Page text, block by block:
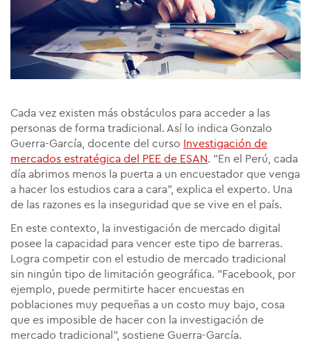
Cada vez existen más obstáculos para acceder a las
personas de forma tradicional. Así lo indica Gonzalo
Guerra-García, docente del curso
Investigación de
mercados estratégica del PEE de ESAN. "En el Perú, cada
día abrimos menos la puerta a un encuestador que venga
a hacer los estudios cara a cara", explica el experto. Una
de las razones es la inseguridad que se vive en el país.
En este contexto, la investigación de mercado digital
posee la capacidad para vencer este tipo de barreras.
Logra competir con el estudio de mercado tradicional
sin ningún tipo de limitación geográfica. "Facebook, por
ejemplo, puede permitirte hacer encuestas en
poblaciones muy pequeñas a un costo muy bajo, cosa
que es imposible de hacer con la investigación de
mercado tradicional", sostiene Guerra-García.